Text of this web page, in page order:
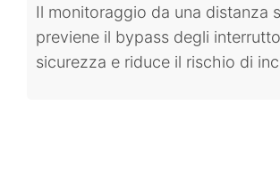
Il monitoraggio da una distanza
previene il bypass degli
sicurezza e riduce il rischio di